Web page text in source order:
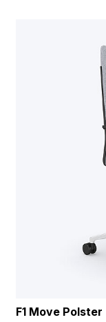
F1 Move Polster